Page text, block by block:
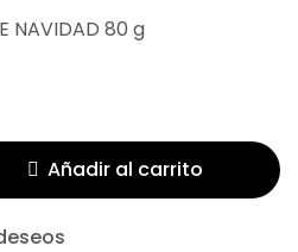
$127.08
$89.02
NAVIDAD 80 g
Añadir al carrito